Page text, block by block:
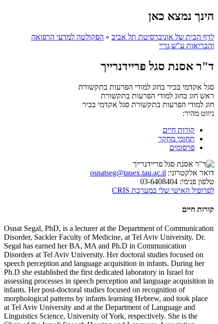
הינך נמצא כאן
לדף הבית של אוניברסיטת תל אביב » הפקולטה למדעי הרפואה
והבריאות ע"ש גריי
ד"ר אסנת סגל פריידנרייך
סגל אקדמי בכיר בחוג למודי הפרעות בתקשורת
ראש חוג בחוג למודי הפרעות בתקשורת
חוג למודי הפרעות בתקשורת סגל אקדמי בכיר
ניווט מהיר:
קורות חיים
תחומי מחקר
פרסומים
דואר אלקטרוני: osnatseg@tauex.tau.ac.il
טלפון פנימי:
לפרופיל האישי שלי במערכת CRIS
קורות חיים
Osnat Segal, PhD, is a lecturer at the Department of Communication
Disorder, Sackler Faculty of Medicine, at Tel Aviv University. Dr.
Segal has earned her BA, MA and Ph.D in Communication
Disorders at Tel Aviv University. Her doctoral studies focused on
speech perception and language acquisition in infants. During her
Ph.D she established the first dedicated laboratory in Israel for
assessing processes in speech perception and language acquisition in
infants. Her post-doctoral studies focused on recognition of
morphological patterns by infants learning Hebrew, and took place
at Tel Aviv University and at the Department of Language and
Linguistics Science, University of York, respectively. She is the